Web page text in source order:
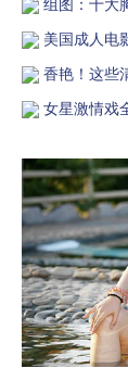
美国成人电
香艳！这些
女星激情戏